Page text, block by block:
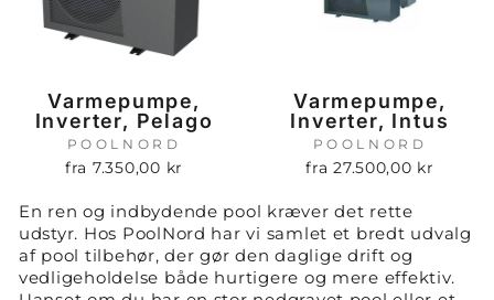
Varmepumpe,
Inverter, Pelago
POOLNORD
fra 7.350,00 kr
Varmepumpe,
Inverter, Intus
POOLNORD
fra 27.500,00 kr
En ren og indbydende pool kræver det rette
udstyr. Hos PoolNord har vi samlet et bredt udvalg
af pool tilbehør, der gør den daglige drift og
vedligeholdelse både hurtigere og mere effektiv.